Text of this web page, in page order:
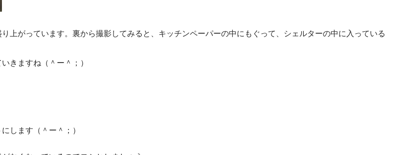
上がっています。裏から撮影してみると、キッチンペーパーの中にもぐって、シェルターの中に入っている
きますね（＾ー＾；）
します（＾ー＾；）